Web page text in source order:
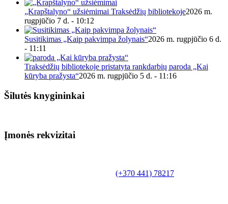
„Krapštalyno“ užsiėmimai Traksėdžių bibliotekoje2026 m.
rugpjūčio 7 d. - 10:12
Susitikimas „Kaip pakvimpa žolynais“2026 m. rugpjūčio 6 d.
- 11:11
Traksėdžių bibliotekoje pristatyta rankdarbių paroda „Kai
kūryba pražysta“2026 m. rugpjūčio 5 d. - 11:16
Šilutės knygininkai
Įmonės rekvizitai
(+370 441) 78217